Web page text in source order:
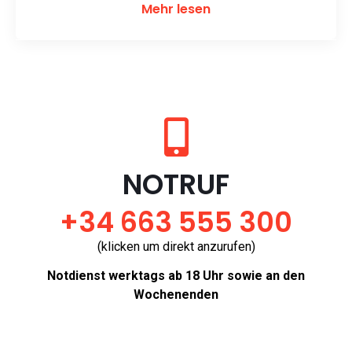
Mehr lesen
NOTRUF
+34 663 555 300
(klicken um direkt anzurufen)
Notdienst werktags ab 18 Uhr sowie an den
Wochenenden